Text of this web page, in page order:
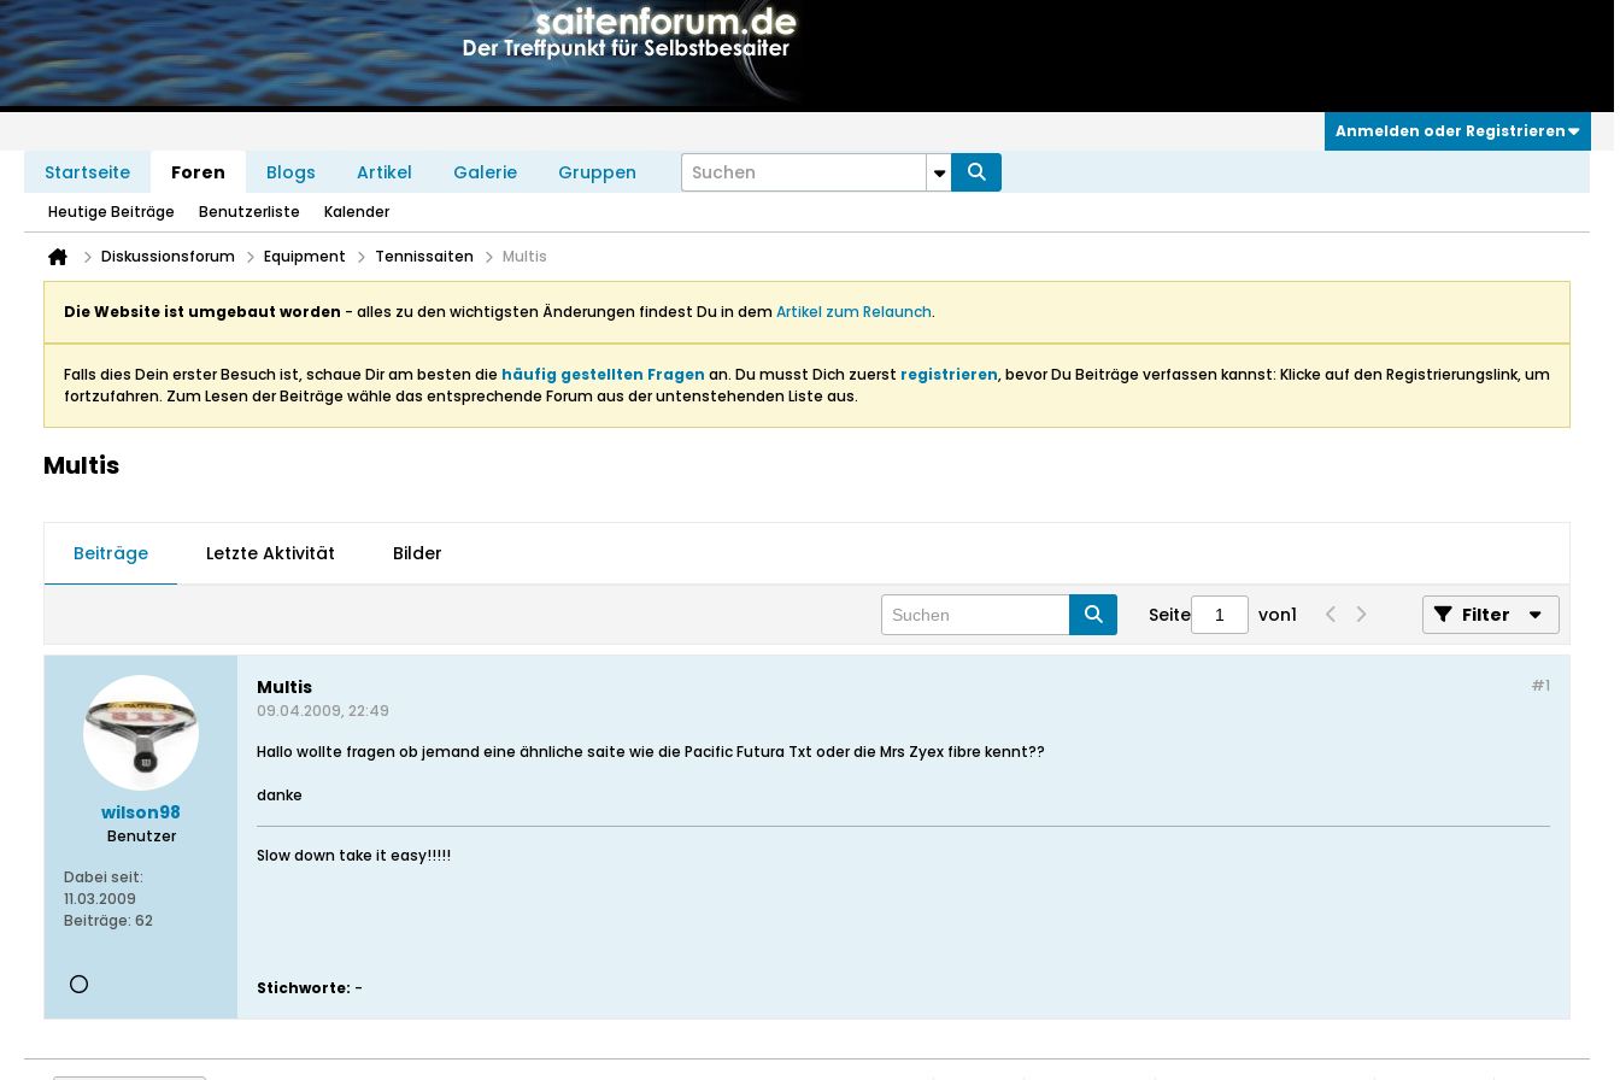
Anmelden oder Registrieren
Startseite Foren Blogs Artikel Galerie Gruppen
Heutige Beiträge Benutzerliste Kalender
Diskussionsforum Equipment Tennissaiten Multis
Die Website ist umgebaut worden - alles zu den wichtigsten Änderungen findest Du in demArtikel zum Relaunch.
Falls dies Dein erster Besuch ist, schaue Dir am besten die häufig gestellten Fragen an. Du musst Dich zuerst registrieren, bevor Du Beiträge verfassen kannst: Klicke auf den Registrierungslink, um
fortzufahren. Zum Lesen der Beiträge wähle das entsprechende Forum aus der untenstehenden Liste aus.
Multis
Beiträge Letzte Aktivität Bilder
Seite von1 Filter
wilson98
Benutzer
Dabei seit:
11.03.2009
Beiträge: 62
#1
Multis
09.04.2009, 22:49
Hallo wollte fragen ob jemand eine ähnliche saite wie die Pacific Futura Txt oder die Mrs Zyex fibre kennt??
danke
Slow down take it easy!!!!!
Stichworte: -